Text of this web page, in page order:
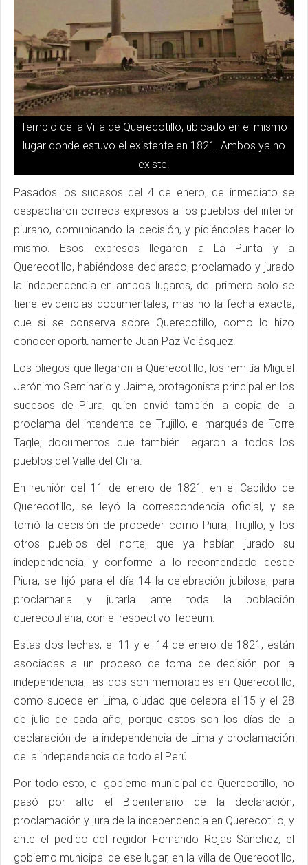
Templo de la Villa de Querecotillo, ubicado en el mismo
lugar donde estuvo el existente en 1821. Ambos ya no
existe.
Pasados los sucesos del 4 de enero, de inmediato se
despacharon correos expresos a los pueblos del interior
piurano, comunicando la decisión, y pidiéndoles hacer lo
mismo. Esos expresos llegaron a La Punta y a
Querecotillo, habiéndose declarado, proclamado y jurado
la independencia en ambos lugares, del primero solo se
tiene evidencias documentales, más no la fecha exacta,
que si se conserva sobre Querecotillo, como lo hizo
conocer oportunamente Juan Paz Velásquez.
Los pliegos que llegaron a Querecotillo, los remitía Miguel
Jerónimo Seminario y Jaime, protagonista principal en los
sucesos de Piura, quien envió también la copia de la
proclama del intendente de Trujillo, el marqués de Torre
Tagle; documentos que también llegaron a todos los
pueblos del Valle del Chira.
En reunión del 11 de enero de 1821, en el Cabildo de
Querecotillo, se leyó la correspondencia oficial, y se
tomó la decisión de proceder como Piura, Trujillo, y los
otros pueblos del norte, que ya habían jurado su
independencia, y conforme a lo recomendado desde
Piura, se fijó para el día 14 la celebración jubilosa, para
proclamarla y jurarla ante toda la población
querecotillana, con el respectivo Tedeum.
Estas dos fechas, el 11 y el 14 de enero de 1821, están
asociadas a un proceso de toma de decisión por la
independencia, las dos son memorables en Querecotillo,
como sucede en Lima, ciudad que celebra el 15 y el 28
de julio de cada año, porque estos son los días de la
declaración de la independencia de Lima y proclamación
de la independencia de todo el Perú.
Por todo esto, el gobierno municipal de Querecotillo, no
pasó por alto el Bicentenario de la declaración,
proclamación y jura de la independencia en Querecotillo, y
ante el pedido del regidor Fernando Rojas Sánchez, el
gobierno municipal de ese lugar, en la villa de Querecotillo,